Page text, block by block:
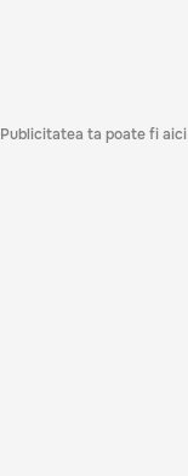
Publicitatea ta poate fi aici